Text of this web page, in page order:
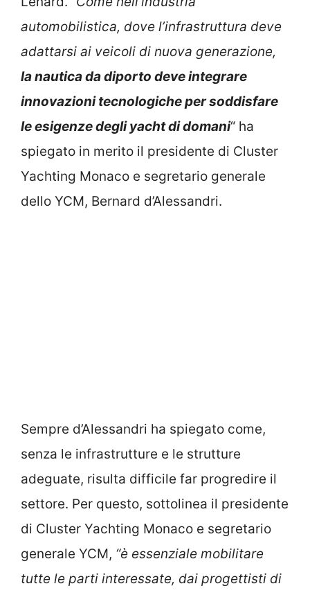
automobilistica, dove l’infrastruttura deve
adattarsi ai veicoli di nuova generazione,
la nautica da diporto deve integrare
innovazioni tecnologiche per soddisfare
le esigenze degli yacht di domani“ ha
spiegato in merito il presidente di Cluster
Yachting Monaco e segretario generale
dello YCM, Bernard d’Alessandri.
Sempre d’Alessandri ha spiegato come,
senza le infrastrutture e le strutture
adeguate, risulta difficile far progredire il
settore. Per questo, sottolinea il presidente
di Cluster Yachting Monaco e segretario
generale YCM, “è essenziale mobilitare
tutte le parti interessate, dai progettisti di